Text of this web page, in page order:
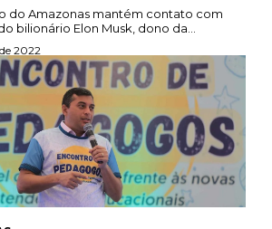
do Amazonas mantém contato com
bilionário Elon Musk, dono da...
2022